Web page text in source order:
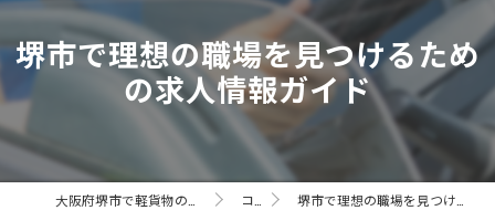
堺市で理想の職場を見つけるため
の求人情報ガイド
コラム 堺市で理想の職場を見つけるための求人情報ガイド